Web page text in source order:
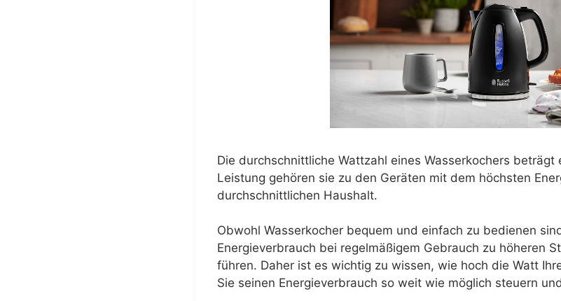
Die durchschnittliche Wattzahl eines Wasserkochers
Leistung gehören sie zu den Geräten mit dem höchsten
durchschnittlichen Haushalt.
Obwohl Wasserkocher bequem und einfach zu bedienen
Energieverbrauch bei regelmäßigem Gebrauch zu höheren
führen. Daher ist es wichtig zu wissen, wie hoch die Watt
Sie seinen Energieverbrauch so weit wie möglich steuern